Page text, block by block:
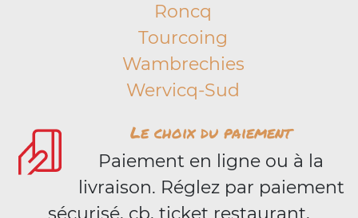
Roncq
Tourcoing
Wambrechies
Wervicq-Sud
Le choix du paiement
Paiement en ligne ou à la
livraison. Réglez par paiement
sécurisé, cb, ticket restaurant,